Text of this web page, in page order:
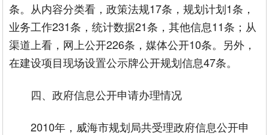
条。从内容分类看，政策法规17条，规划计划1条，
业务工作231条，统计数据21条，其他信息11条；从
渠道上看，网上公开226条，媒体公开10条。另外，
在建设项目现场设置公示牌公开规划信息47条。
四、政府信息公开申请办理情况
2010年，威海市规划局共受理政府信息公开申